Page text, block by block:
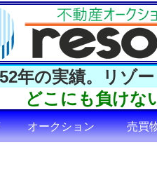
52年の実績。リゾ
どこにも負けな
オークション 売買